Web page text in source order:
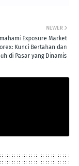
NEWER
Exposure Market
Kunci Bertahan dan
di Pasar yang Dinamis